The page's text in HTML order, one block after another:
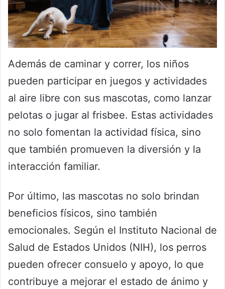
Además de caminar y correr, los niños
pueden participar en juegos y actividades
al aire libre con sus mascotas, como lanzar
pelotas o jugar al frisbee. Estas actividades
no solo fomentan la actividad física, sino
que también promueven la diversión y la
interacción familiar.
Por último, las mascotas no solo brindan
beneficios físicos, sino también
emocionales. Según el Instituto Nacional de
Salud de Estados Unidos (NIH), los perros
pueden ofrecer consuelo y apoyo, lo que
contribuye a mejorar el estado de ánimo y